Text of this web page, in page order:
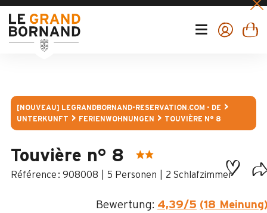
[NOUVEAU] LEGRANDBORNAND-RESERVATION.COM - DE
UNTERKUNFT
FERIENWOHNUNGEN TOUVIÈRE N° 8
Touvière n° 8
: 908008 5 Personen 2 Schlafzimmer
Bewertung: 4,39/5 (18